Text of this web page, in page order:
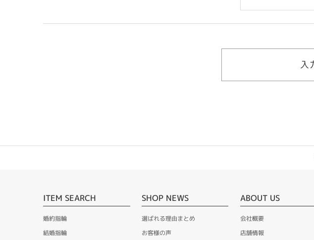
ITEM SEARCH
婚約指輪
結婚指輪
SHOP NEWS
選ばれる理由まとめ
お客様の声
ABOUT US
会社概要
店舗情報